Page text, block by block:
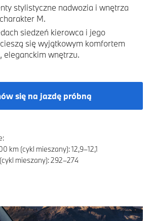
stylistyczne nadwozia i wnętrza
M.
siedzeń kierowca i jego
się wyjątkowym komfortem
eleganckim wnętrzu.
się na jazdę próbną
km (cykl mieszany): 12,9–12,1
mieszany): 292–274